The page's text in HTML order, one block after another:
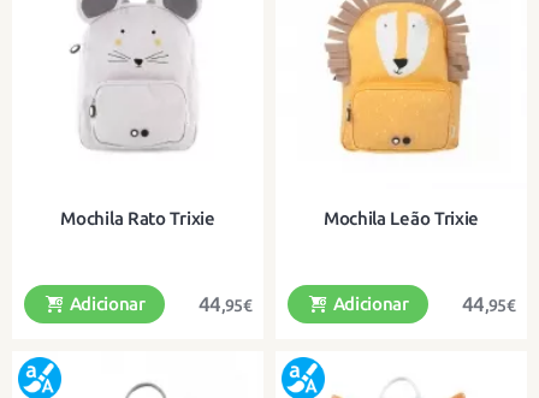
Mochila Rato Trixie
44,95€
Adicionar
Mochila Leão Trixie
44,95€
Adicionar